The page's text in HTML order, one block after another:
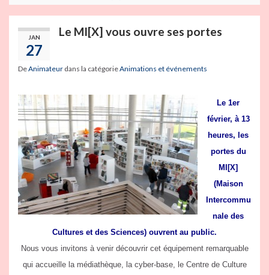
JAN
27
Le MI[X] vous ouvre ses portes
DeAnimateur dans la catégorieAnimations et événements
Le 1er
février, à 13
heures, les
portes du
MI[X]
(Maison
Intercommu
nale des
Cultures et des Sciences) ouvrent au public.
Nous vous invitons à venir découvrir cet équipement remarquable
qui accueille la médiathèque, la cyber-base, le Centre de Culture